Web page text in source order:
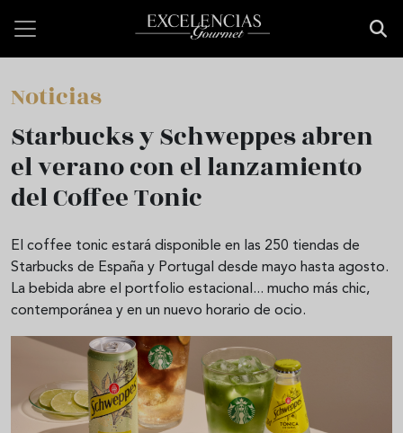
Noticias
Starbucks y Schweppes abren
el verano con el lanzamiento
del Coffee Tonic
El coffee tonic estará disponible en las 250 tiendas de
Starbucks de España y Portugal desde mayo hasta agosto.
La bebida abre el portfolio estacional... mucho más chic,
contemporánea y en un nuevo horario de ocio.